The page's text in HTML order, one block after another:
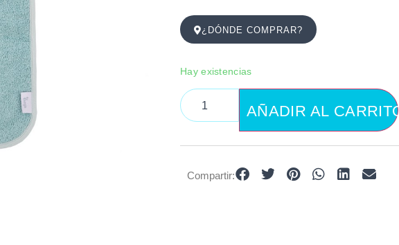
¿DÓNDE COMPRAR?
Hay existencias
AÑADIR AL CARRITO
Compartir: